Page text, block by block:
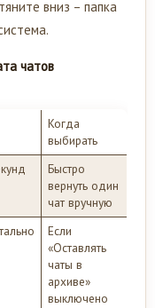
вниз – папка
чатов
Когда
выбирать
Быстро
вернуть один
чат вручную
Если
«Оставлять
чаты в
архиве»
выключено